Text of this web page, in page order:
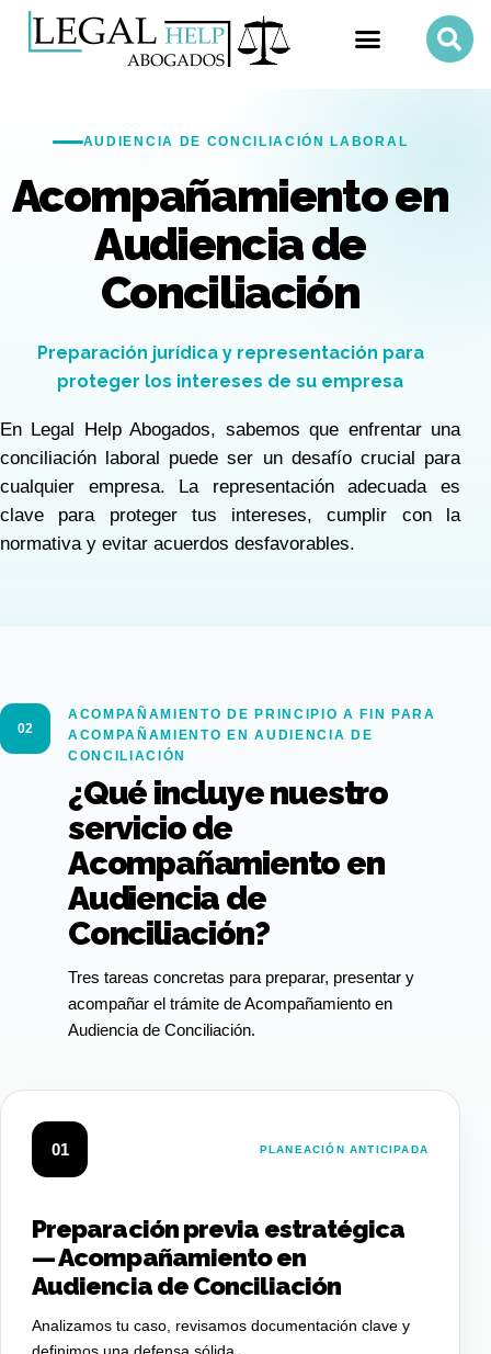
AUDIENCIA DE CONCILIACIÓN LABORAL
Acompañamiento en
Audiencia de
Conciliación
Preparación jurídica y representación para
proteger los intereses de su empresa
En Legal Help Abogados, sabemos que enfrentar una
conciliación laboral puede ser un desafío crucial para
cualquier empresa. La representación adecuada es
clave para proteger tus intereses, cumplir con la
normativa y evitar acuerdos desfavorables.
02
ACOMPAÑAMIENTO DE PRINCIPIO A FIN PARA
ACOMPAÑAMIENTO EN AUDIENCIA DE
CONCILIACIÓN
¿Qué incluye nuestro
servicio de
Acompañamiento en
Audiencia de
Conciliación?
Tres tareas concretas para preparar, presentar y
acompañar el trámite de Acompañamiento en
Audiencia de Conciliación.
01 PLANEACIÓN ANTICIPADA
Preparación previa estratégica
— Acompañamiento en
Audiencia de Conciliación
Analizamos tu caso, revisamos documentación clave y